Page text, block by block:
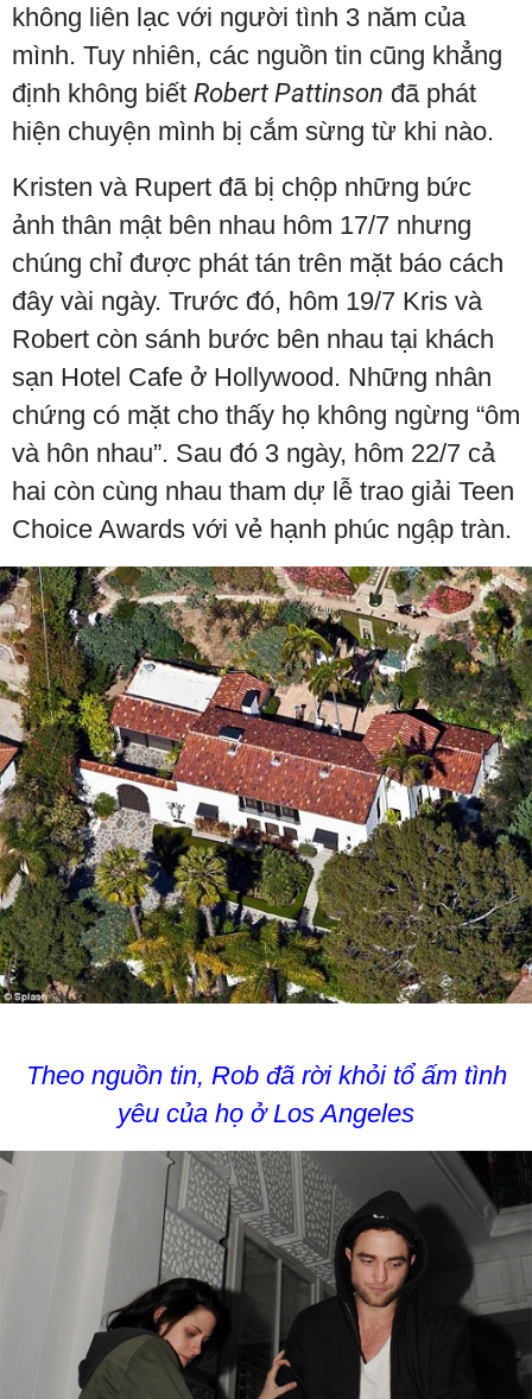
không liên lạc với người tình 3 năm của
mình. Tuy nhiên, các nguồn tin cũng khẳng
định không biết Robert Pattinson đã phát
hiện chuyện mình bị cắm sừng từ khi nào.
Kristen và Rupert đã bị chộp những bức
ảnh thân mật bên nhau hôm 17/7 nhưng
chúng chỉ được phát tán trên mặt báo cách
đây vài ngày. Trước đó, hôm 19/7 Kris và
Robert còn sánh bước bên nhau tại khách
sạn Hotel Cafe ở Hollywood. Những nhân
chứng có mặt cho thấy họ không ngừng “ôm
và hôn nhau”. Sau đó 3 ngày, hôm 22/7 cả
hai còn cùng nhau tham dự lễ trao giải Teen
Choice Awards với vẻ hạnh phúc ngập tràn.
Theo nguồn tin, Rob đã rời khỏi tổ ấm tình
yêu của họ ở Los Angeles